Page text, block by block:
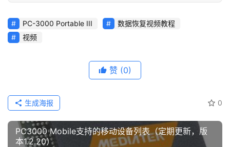
PC-3000 Portable III
数据恢复视频教程
视频
赞 (0)
0
生成海报
PC3000 Mobile支持的移动设备列表（定期更新，版
本1.2.20）